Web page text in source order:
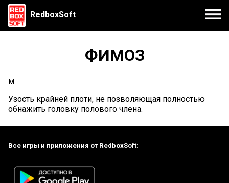
RedboxSoft
ФИМОЗ
м.
Узость крайней плоти, не позволяющая полностью
обнажить головку полового члена.
Все игры и приложения от RedboxSoft: